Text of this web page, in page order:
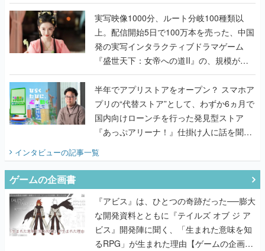
『TATSUJIN EXTREME』で初タッグを組
んだレジェンド2人に訊く開発秘話
実写映像1000分、ルート分岐100種類以
上。配信開始5日で100万本を売った、中国
発の実写インタラクティブドラマゲーム
『盛世天下：女帝への道II』の、規模が違
うこだわりをプロデューサーに聞いた
半年でアプリストアをオープン？ スマホア
プリの“代替ストア”として、わずか6ヵ月で
国内向けローンチを行った発見型ストア
『あっぷアリーナ！』仕掛け人に話を聞い
てみた
インタビューの記事一覧
ゲームの企画書
『アビス』は、ひとつの奇跡だった──膨大
な開発資料とともに『テイルズ オブ ジ ア
ビス』開発陣に聞く、「生まれた意味を知
るRPG」が生まれた理由【ゲームの企画